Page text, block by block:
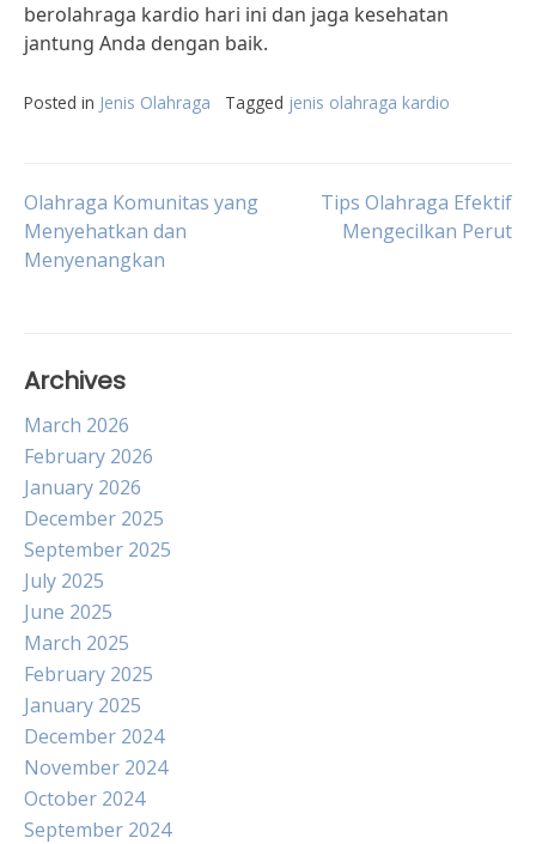
berolahraga kardio hari ini dan jaga kesehatan
jantung Anda dengan baik.
Posted in Jenis Olahraga Tagged jenis olahraga kardio
Post
navigation
Olahraga Komunitas yang
Menyehatkan dan
Menyenangkan
Tips Olahraga Efektif
Mengecilkan Perut
Archives
March 2026
February 2026
January 2026
December 2025
September 2025
July 2025
June 2025
March 2025
February 2025
January 2025
December 2024
November 2024
October 2024
September 2024